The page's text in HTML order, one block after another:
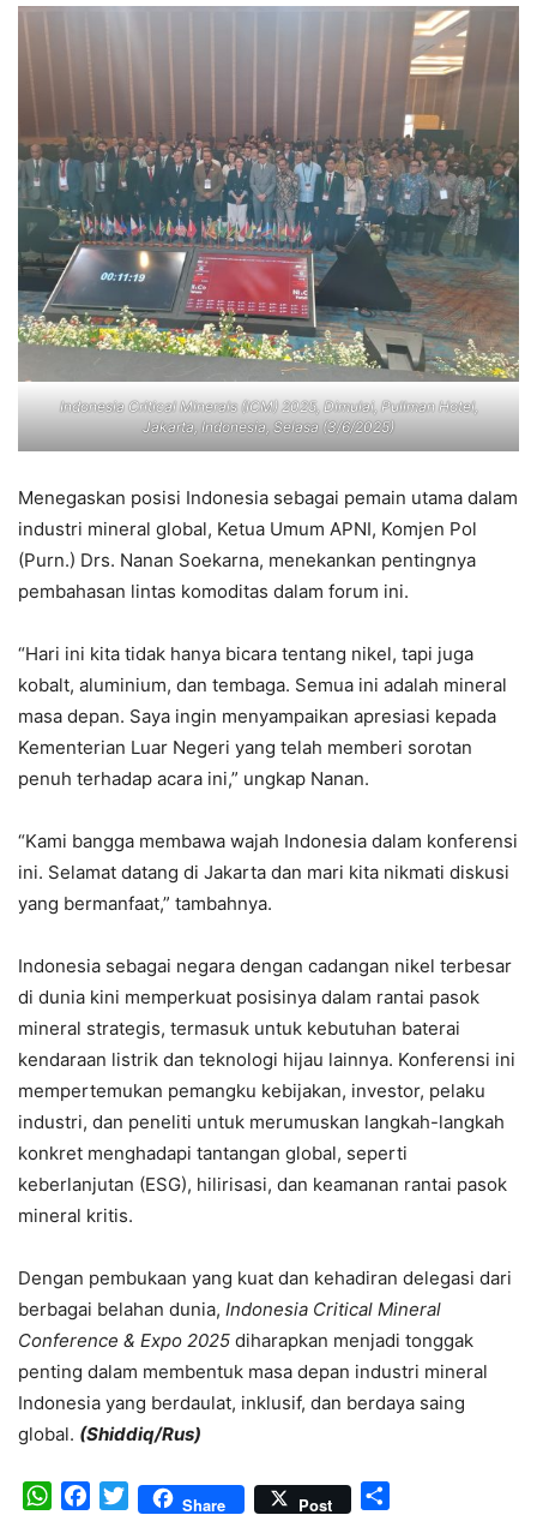
Indonesia Critical Minerals (ICM) 2025, Dimulai, Pullman Hotel,
Jakarta, Indonesia, Selasa (3/6/2025)
Menegaskan posisi Indonesia sebagai pemain utama dalam
industri mineral global, Ketua Umum APNI, Komjen Pol
(Purn.) Drs. Nanan Soekarna, menekankan pentingnya
pembahasan lintas komoditas dalam forum ini.
“Hari ini kita tidak hanya bicara tentang nikel, tapi juga
kobalt, aluminium, dan tembaga. Semua ini adalah mineral
masa depan. Saya ingin menyampaikan apresiasi kepada
Kementerian Luar Negeri yang telah memberi sorotan
penuh terhadap acara ini,” ungkap Nanan.
“Kami bangga membawa wajah Indonesia dalam konferensi
ini. Selamat datang di Jakarta dan mari kita nikmati diskusi
yang bermanfaat,” tambahnya.
Indonesia sebagai negara dengan cadangan nikel terbesar
di dunia kini memperkuat posisinya dalam rantai pasok
mineral strategis, termasuk untuk kebutuhan baterai
kendaraan listrik dan teknologi hijau lainnya. Konferensi ini
mempertemukan pemangku kebijakan, investor, pelaku
industri, dan peneliti untuk merumuskan langkah-langkah
konkret menghadapi tantangan global, seperti
keberlanjutan (ESG), hilirisasi, dan keamanan rantai pasok
mineral kritis.
Dengan pembukaan yang kuat dan kehadiran delegasi dari
berbagai belahan dunia, Indonesia Critical Mineral
Conference & Expo 2025 diharapkan menjadi tonggak
penting dalam membentuk masa depan industri mineral
Indonesia yang berdaulat, inklusif, dan berdaya saing
global. (Shiddiq/Rus)
WhatsAppFacebook
TwitterShare Post